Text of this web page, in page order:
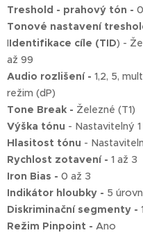
Treshold - prahový tón -
Tonové nastavení
IIdentifikace cíle (TID) -
až 99
Audio rozlišení - 1,2, 5,
režim (dP)
Tone Break - Železné (T1)
Výška tónu - Nastavitelný
Hlasitost tónu -
Rychlost zotavení - 1 až 3
Iron Bias - 0 až 3
Indikátor hloubky - 5
Diskriminační segmenty -
Režim Pinpoint - Ano